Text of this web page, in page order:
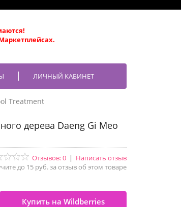
ЛИЧНЫЙ КАБИНЕТ
Treatment
дерева Daeng Gi Meo
Отзывов: 0 | Написать отзыв
до 15 руб. за отзыв об этом товаре
Купить на Wildberries